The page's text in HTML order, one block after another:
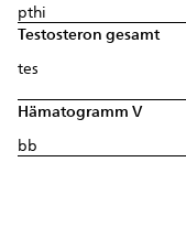
pthi
Testosteron gesamt
tes
Hämatogramm V
bb